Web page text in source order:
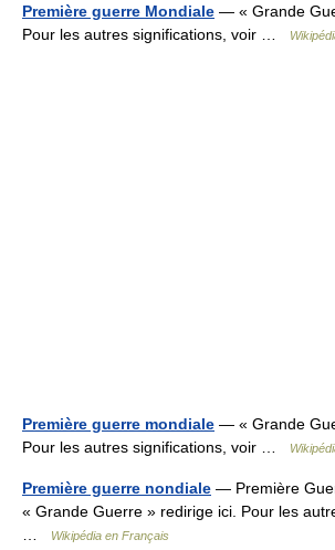
Première guerre Mondiale — « Grande
Pour les autres significations, voir …
Première guerre mondiale — « Grande
Pour les autres significations, voir …
Première guerre nondiale — Première
« Grande Guerre » redirige ici. Pour les
Wikipédia en Français